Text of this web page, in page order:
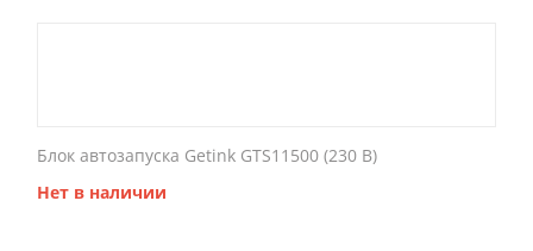
Блок автозапуска Getink GTS11500 (230 В)
Нет в наличии